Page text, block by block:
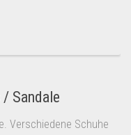
Sandale
Verschiedene Schuhe